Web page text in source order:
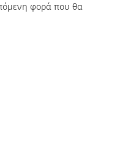
φορά που θα